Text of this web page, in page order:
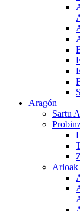
Aragón
Sartu
Arloak